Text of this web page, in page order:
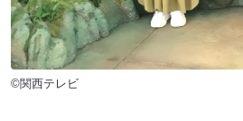
©関西テレビ